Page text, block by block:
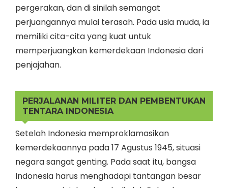
pergerakan, dan di sinilah semangat
perjuangannya mulai terasah. Pada usia muda, ia
memiliki cita-cita yang kuat untuk
memperjuangkan kemerdekaan Indonesia dari
penjajahan.
PERJALANAN MILITER DAN PEMBENTUKAN
TENTARA INDONESIA
Setelah Indonesia memproklamasikan
kemerdekaannya pada 17 Agustus 1945, situasi
negara sangat genting. Pada saat itu, bangsa
Indonesia harus menghadapi tantangan besar